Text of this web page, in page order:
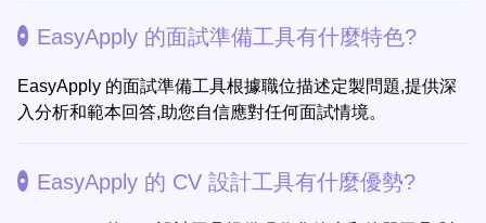
EasyApply 的面試準備工具有什麼特色?
EasyApply 的面試準備工具根據職位描述定製問題,提供深
入分析和範本回答,助您自信應對任何面試情境。
EasyApply 的 CV 設計工具有什麼優勢?